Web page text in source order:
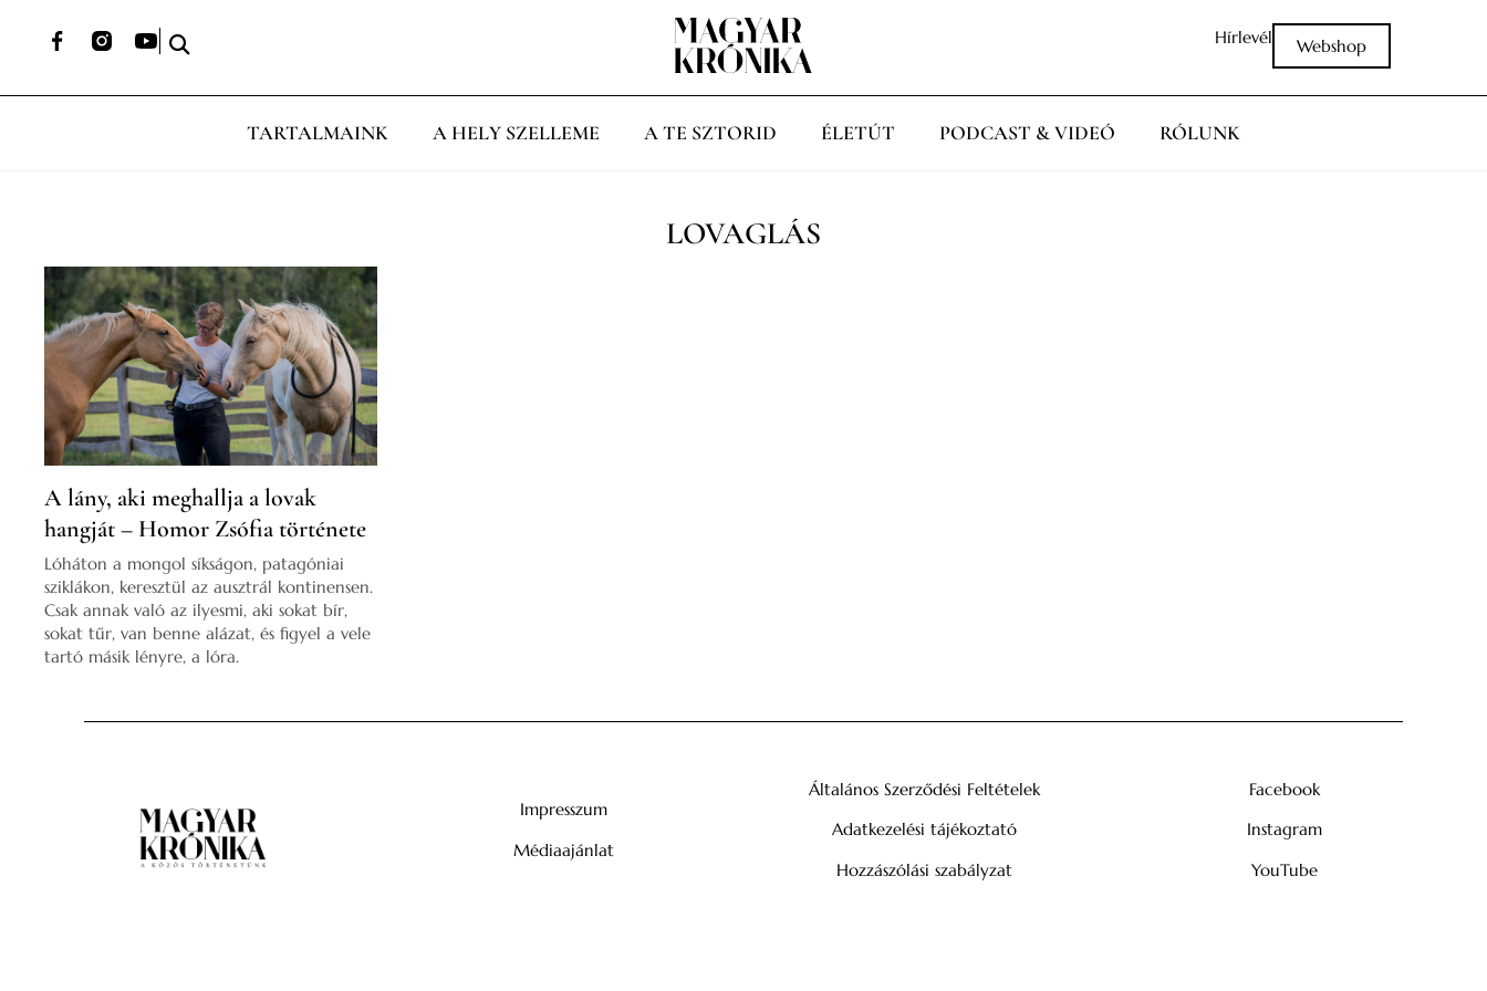
Hírlevél Webshop
TARTALMAINK A HELY SZELLEME A TE SZTORID ÉLETÚT PODCAST & VIDEÓ RÓLUNK
LOVAGLÁS
A lány, aki meghallja a lovak
hangját – Homor Zsófia története
Lóháton a mongol síkságon, patagóniai
sziklákon, keresztül az ausztrál kontinensen.
Csak annak való az ilyesmi, aki sokat bír,
sokat tűr, van benne alázat, és figyel a vele
tartó másik lényre, a lóra.
Impresszum
Médiaajánlat
Általános Szerződési Feltételek
Adatkezelési tájékoztató
Hozzászólási szabályzat
Facebook
Instagram
YouTube